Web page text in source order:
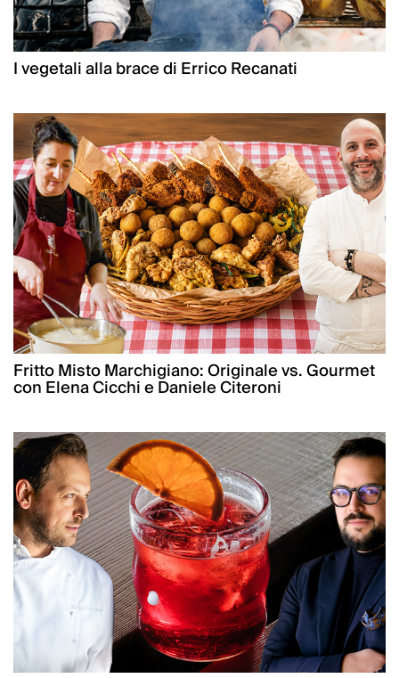
I vegetali alla brace di Errico Recanati
Fritto Misto Marchigiano: Originale vs. Gourmet
con Elena Cicchi e Daniele Citeroni